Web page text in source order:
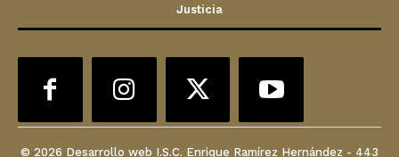
Justicia
© 2026 Desarrollo web I.S.C. Enrique Ramírez Hernández - 443